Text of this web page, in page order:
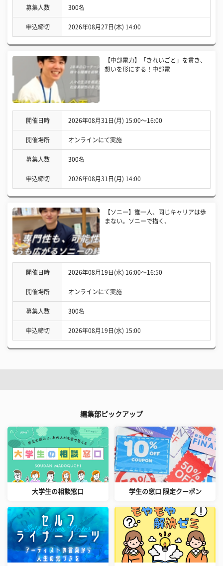
募集人数 300名
申込締切 2026年08月27日(木) 14:00
【中部電力】「きれいごと」を貫き、
想いを形にする！中部電
開催日時 2026年08月31日(月) 15:00〜16:00
開催場所 オンラインにて実施
募集人数 300名
申込締切 2026年08月31日(月) 14:00
【ソニー】誰一人、同じキャリアは歩
まない。ソニーで描く、
開催日時 2026年08月19日(水) 16:00〜16:50
開催場所 オンラインにて実施
募集人数 300名
申込締切 2026年08月19日(水) 15:00
編集部ピックアップ
大学生の相談窓口 学生の窓口 限定クーポン